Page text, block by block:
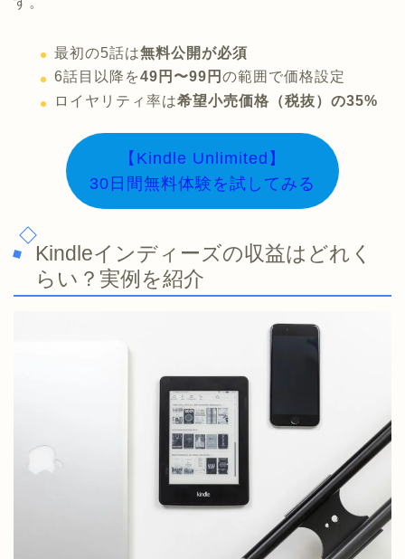
最初の5話は無料公開が必須
6話目以降を49円〜99円 の範囲で価格設定
ロイヤリティ率は希望小売価格（税抜）の35%
【Kindle Unlimited】
30日間無料体験を試してみる
Kindleインディーズの収益はどれく
らい？実例を紹介